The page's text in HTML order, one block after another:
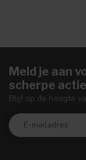
Meld je aan
scherpe
Blijf op de hoogte